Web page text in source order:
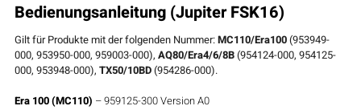
Bedienungsanleitung(Jupiter FSK16)
Gilt für Produkte mit der folgenden Nummer:MC110/Era100(953949-
000, 953950-000, 959003-000), AQ80/Era4/6/8B(954124-000, 954125-
000, 953948-000), TX50/10BD(954286-000).
Era 100 (MC110) – 959125-300 Version A0